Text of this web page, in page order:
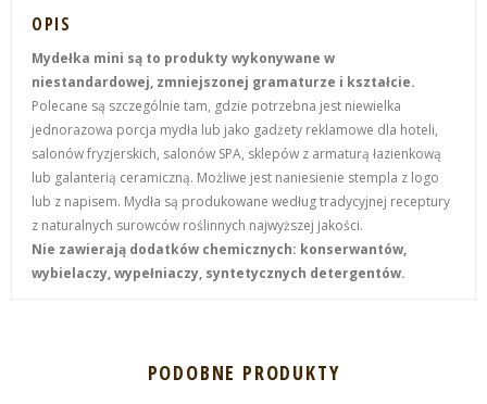
OPIS
Mydełka mini są to produkty wykonywane w
niestandardowej, zmniejszonej gramaturze i kształcie.
Polecane są szczególnie tam, gdzie potrzebna jest niewielka
jednorazowa porcja mydła lub jako gadżety reklamowe dla hoteli,
salonów fryzjerskich, salonów SPA, sklepów z armaturą łazienkową
lub galanterią ceramiczną. Możliwe jest naniesienie stempla z logo
lub z napisem. Mydła są produkowane według tradycyjnej receptury
z naturalnych surowców roślinnych najwyższej jakości.
Nie zawierają dodatków chemicznych: konserwantów,
wybielaczy, wypełniaczy, syntetycznych detergentów.
PODOBNE PRODUKTY